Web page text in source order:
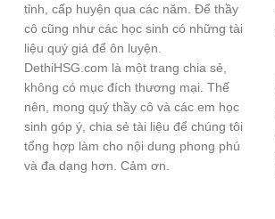
tỉnh, cấp huyện qua các năm. Để thầy
cô cũng như các học sinh có những tài
liệu quý giá để ôn luyện.
DethiHSG.com là một trang chia sẻ,
không có mục đích thương mại. Thế
nên, mong quý thầy cô và các em học
sinh góp ý, chia sẻ tài liệu để chúng tôi
tổng hợp làm cho nội dung phong phú
và đa dạng hơn. Cảm ơn.